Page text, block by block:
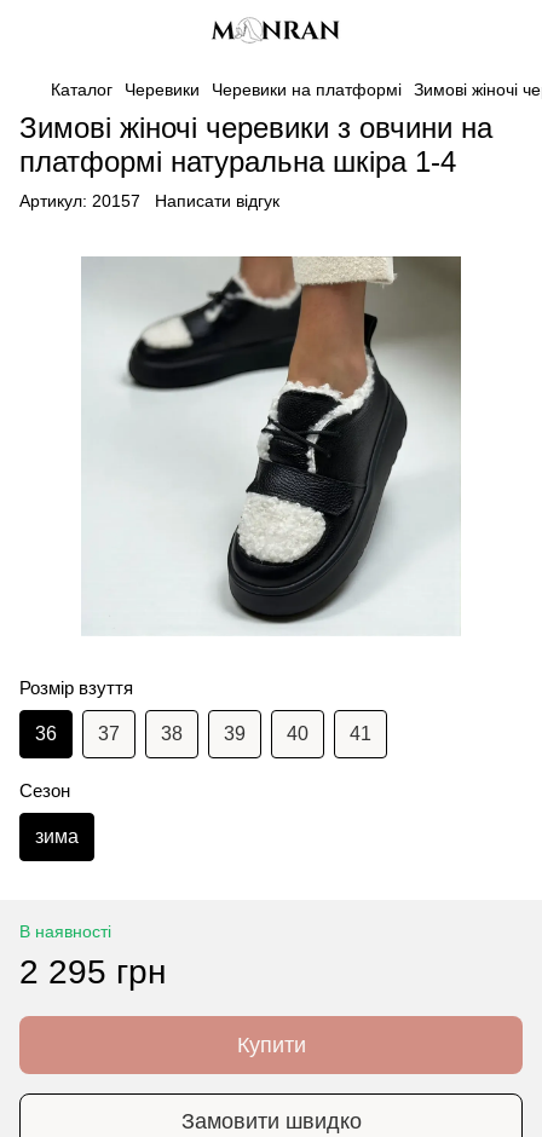
Каталог Черевики Черевики на платформі Зимові жіночі
Зимові жіночі черевики з овчини на
платформі натуральна шкіра 1-4
Артикул: 20157 Написати відгук
Розмір взуття
36 37 38 39 40 41
Сезон
зима
В наявності
2 295 грн
Купити
Замовити швидко